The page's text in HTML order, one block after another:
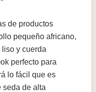
de productos
pequeño africano,
y cuerda
perfecto para
lo fácil que es
seda de alta